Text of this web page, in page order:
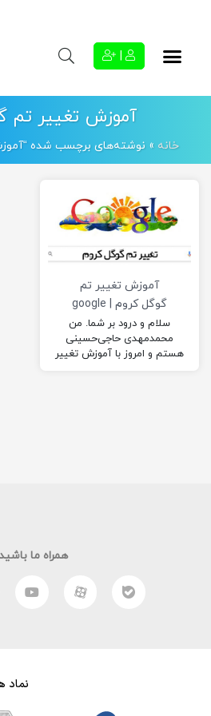
آموزش تغییر تم
خانه » نوشته‌های برچسب شده
آموزش تغییر تم
گوگل کروم | google
chrome theme
سلام و درود بر شما. من
محمدمهدی حاجی‌حسینی
هستم و امروز با آموزش تغییر
همراه ما
نماد